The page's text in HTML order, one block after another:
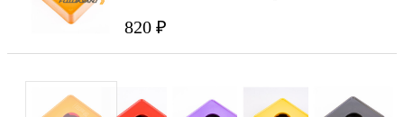
820 ₽